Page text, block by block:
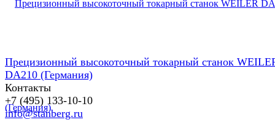
Прецизионный высокоточный токарный станок
DA210 (Германия)
Контакты
+7 (495) 133-10-10
info@stanberg.ru